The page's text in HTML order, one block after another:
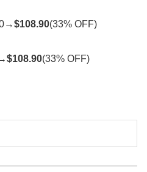
$108.90(33% OFF)
$108.90(33% OFF)